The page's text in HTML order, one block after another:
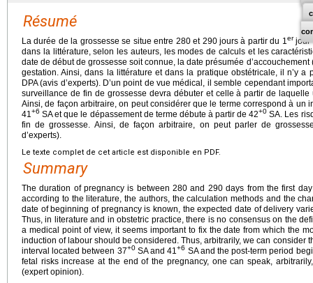
Résumé
La durée de la grossesse se situe entre 280 et 290 jours à partir du 1 erjour
dans la littérature, selon les auteurs, les modes de calculs et les
date de début de grossesse soit connue, la date présumée
gestation. Ainsi, dans la littérature et dans la pratique obstétricale, il n’y
DPA (avis d’experts). D’un point de vue médical, il semble cependant
surveillance de fin de grossesse devra débuter et celle à partir de
Ainsi, de façon arbitraire, on peut considérer que le terme correspond à un
41 +6 SA et que le dépassement de terme débute à partir de 42+0 SA. Les
fin de grossesse. Ainsi, de façon arbitraire, on peut parler de
d’experts).
Le texte complet de cet article est disponible en PDF.
Summary
The duration of pregnancy is between 280 and 290 days from the first
according to the literature, the authors, the calculation methods and the
date of beginning of pregnancy is known, the expected date of delivery
Thus, in literature and in obstetric practice, there is no consensus on the
a medical point of view, it seems important to fix the date from which the
induction of labour should be considered. Thus, arbitrarily, we can consider
interval located between 37+0SA and 41+6 SA and the post-term period
fetal risks increase at the end of the pregnancy, one can speak,
(expert opinion).